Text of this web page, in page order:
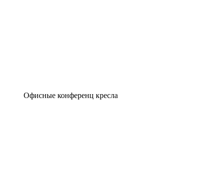
Офисные конференц кресла